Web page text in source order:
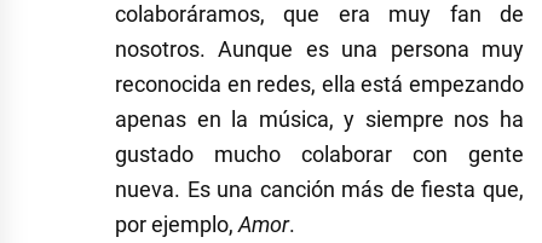
colaboráramos, que era muy fan de
nosotros. Aunque es una persona muy
reconocida en redes, ella está empezando
apenas en la música, y siempre nos ha
gustado mucho colaborar con gente
nueva. Es una canción más de fiesta que,
por ejemplo, Amor.